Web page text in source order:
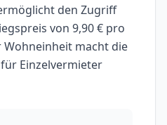
den Zugriff
von 9,90 € pro
macht die
Einzelvermieter